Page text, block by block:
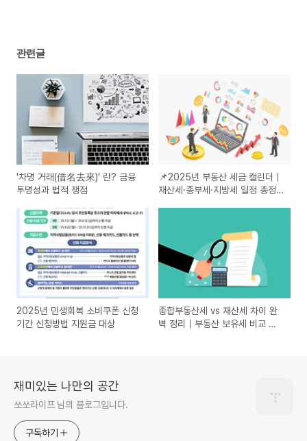
관련글
'차명 거래(借名去來)' 란? 금융
투명성과 법적 쟁점
📌2025년 부동산 세금 캘린더｜
재산세·종부세·지방세 일정 총정
2025년 민생회복 소비쿠폰 신청
기간 신청방법 지원금 대상
종합부동산세 vs 재산세 차이 완
벽 정리｜부동산 보유세 비교 가
재미있는 나만의 공간
쏘쏘라이프 님의 블로그입니다.
구독하기